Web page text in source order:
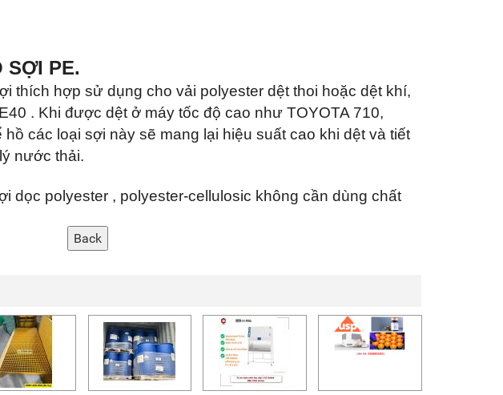
SỢI PE.
thích hợp sử dụng cho vải polyester dệt thoi hoặc dệt khí,
. Khi được dệt ở máy tốc độ cao như TOYOTA 710,
các loại sợi này sẽ mang lại hiệu suất cao khi dệt và tiết
nước thải.
dọc polyester , polyester-cellulosic không cần dùng chất